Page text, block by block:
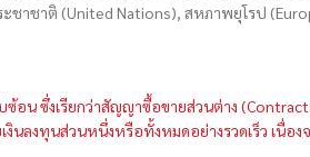
าชาติ (United Nations), สหภาพยุโรป
น ซึ่งเรียกว่าสัญญาซื้อขายส่วนต่าง
นลงทุนส่วนหนึ่งหรือทั้งหมดอย่างรวดเร็ว เนื่